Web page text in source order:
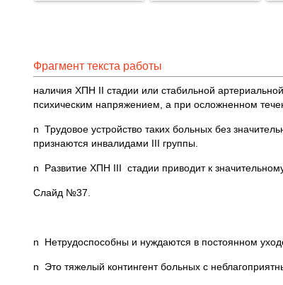
Фрагмент текста работы
наличия ХПН II стадии или стабильной
психическим напряжением, а при осложненном
n Трудовое устройство таких больных без
признаются инвалидами III группы.
n Развитие ХПН III стадии приводит к
Слайд №37.
n Нетрудоспособны и нуждаются в постоянном
n Это тяжелый контингент больных с